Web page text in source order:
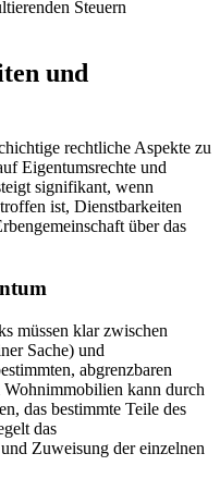
Steuern
und
rechtliche Aspekte zu
Eigentumsrechte und
signifikant, wenn
ist, Dienstbarkeiten
über das
müssen klar zwischen
Sache) und
abgrenzbaren
Wohnimmobilien kann durch
das bestimmte Teile des
das
Zuweisung der einzelnen